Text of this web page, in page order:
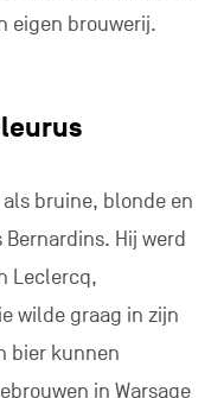
eigen brouwerij.
bruine, blonde en
Hij werd
Leclercq,
wilde graag in zijn
bier kunnen
in Warsage